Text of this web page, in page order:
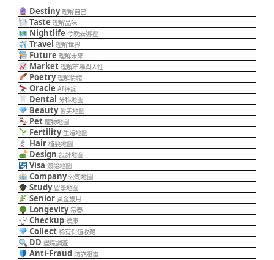
Destiny 理解自己
Taste 理解品味
Nightlife 今晚去哪裡
Travel 理解世界
Future 理解未來
Market 理解市場與人性
Poetry 理解情緒
Oracle AI神諭
Dental 牙科地圖
Beauty 醫美地圖
Pet 寵物地圖
Fertility 生殖地圖
Hair 植髮地圖
Design 設計地圖
Visa 簽證地圖
Company 公司地圖
Study 留學地圖
Senior 黃金歲月
Longevity 常春
Checkup 璞康
Collect 稀有保值收藏
DD 盡職調查
Anti-Fraud 防詐避雷